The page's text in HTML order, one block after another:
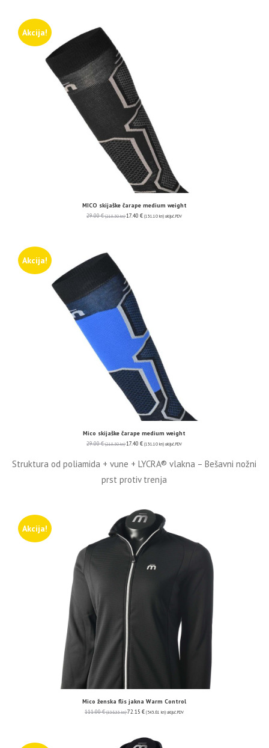
Akcija!
MICO skijaške čarape medium weight
29.00€ (218.50 kn) 17.40 € (131.10 kn) uključ. PDV
Akcija!
Mico skijaške čarape medium weight
29.00€ (218.50 kn) 17.40 € (131.10 kn) uključ. PDV
Struktura od poliamida + vune + LYCRA® vlakna – Bešavni nožni
prst protiv trenja
Akcija!
Mico ženska flis jakna Warm Control
111.00€ (836.33 kn) 72.15 € (543.61 kn) uključ. PDV